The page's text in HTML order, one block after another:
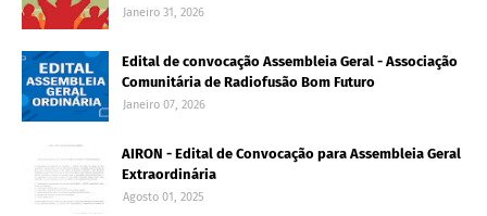
Janeiro 31, 2026
Edital de convocação Assembleia Geral - Associação
Comunitária de Radiofusão Bom Futuro
Janeiro 07, 2026
AIRON - Edital de Convocação para Assembleia Geral
Extraordinária
Agosto 01, 2025